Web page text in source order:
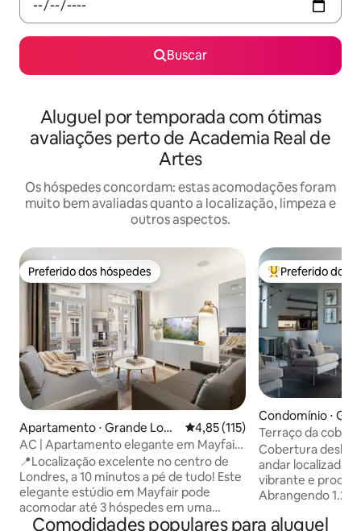
Buscar
Aluguel por temporada com ótimas
avaliações perto de Academia Real de
Artes
Os hóspedes concordam: estas acomodações foram
muito bem avaliadas quanto a localização, limpeza e
outros aspectos.
Preferido dos hóspedes
Preferido dos hóspedes
Apartamento ⋅ Grande Lond
res
4,85 de uma avaliação média de
4,85 (115)
AC | Apartamento elegante em Mayfair |
Centro de Londres | Elevador
📍Localização excelente no centro de
Londres, a 10 minutos a pé de tudo! Este
elegante estúdio em Mayfair pode
acomodar até 3 hóspedes em uma
localização privilegiada em
Entre os
Preferido dos
Condomínio ⋅
es
Terraço da
+ Varanda + Ar-
Cobertura
andar localizada
vibrante e
Abrangendo
possui 2 quartos
Comodidades populares para aluguel